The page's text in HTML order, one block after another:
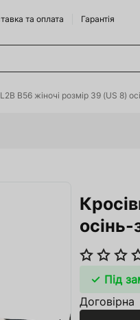
та оплата Гарантія
Сидрариї
для Пивоварні
B56 жіночі розмір 39 (US 8)
осінь-
Під
Договірна